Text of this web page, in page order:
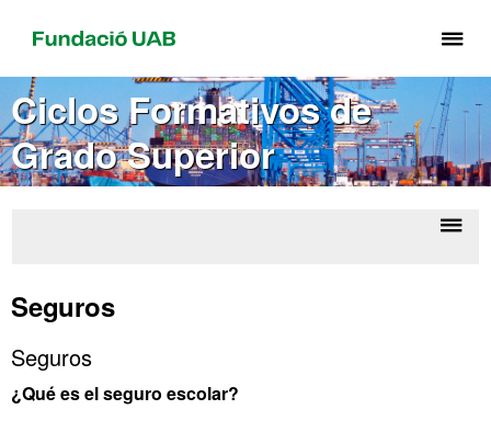
el
Ciclos Formativos de
Grado Superior
Seguros
Seguros
¿Qué es el seguro escolar?